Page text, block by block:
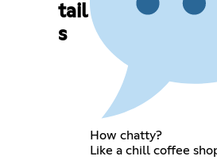
tail
s
How chatty?
Like a chill coffee